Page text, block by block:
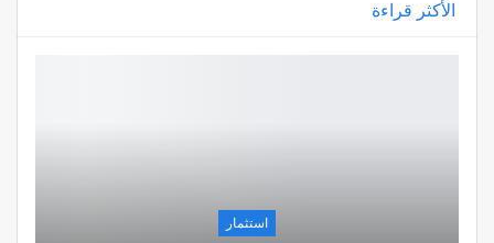
الأكثر قراءة
استثمار